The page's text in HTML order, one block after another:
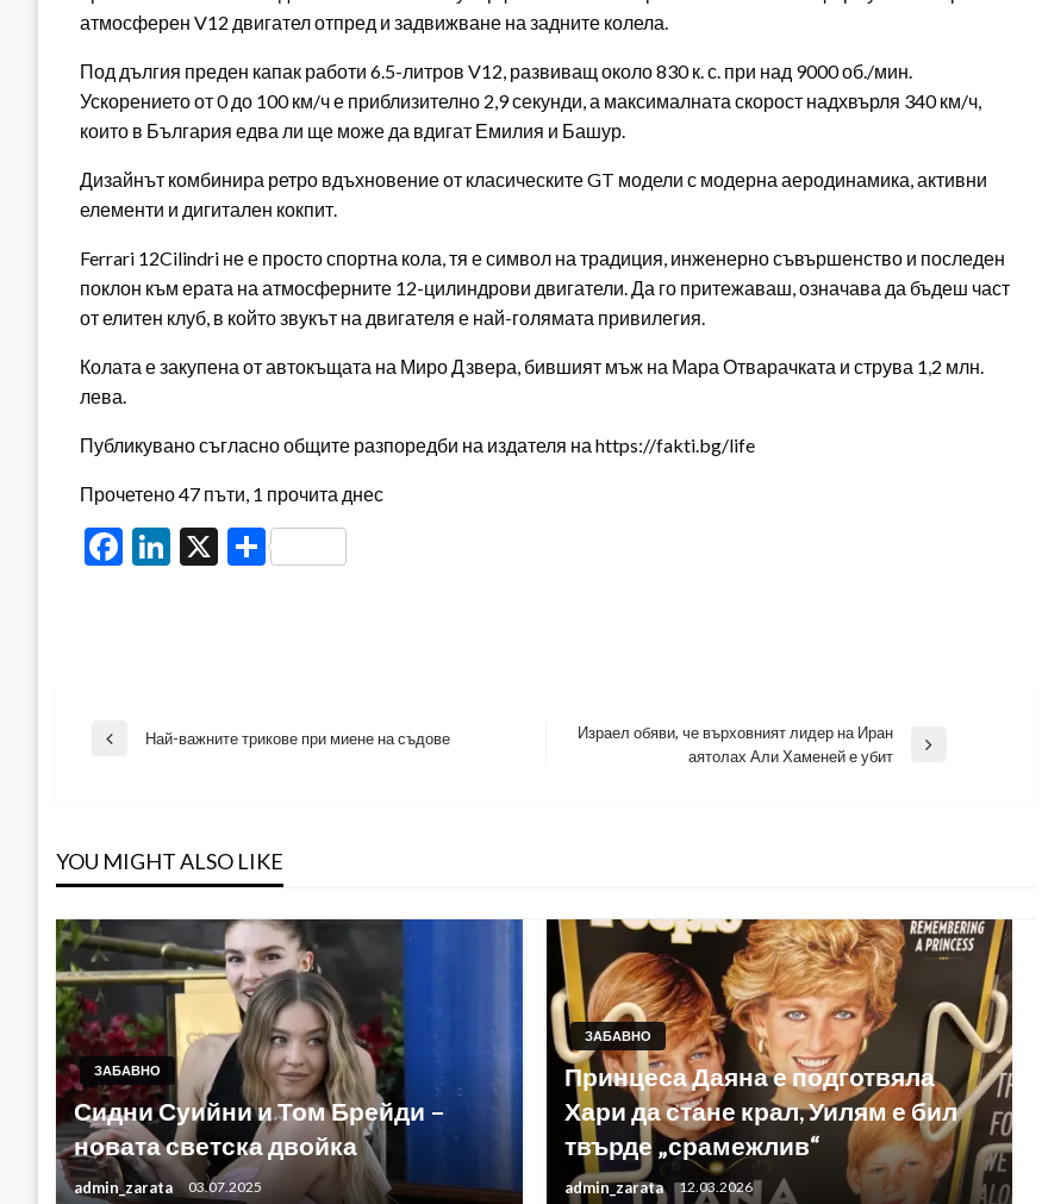
атмосферен V12 двигател отпред и задвижване на задните колела.
Под дългия преден капак работи 6.5-литров V12, развиващ около 830 к. с. при над 9000 об./мин.
Ускорението от 0 до 100 км/ч е приблизително 2,9 секунди, а максималната скорост надхвърля 340 км/ч,
които в България едва ли ще може да вдигат Емилия и Башур.
Дизайнът комбинира ретро вдъхновение от класическите GT модели с модерна аеродинамика, активни
елементи и дигитален кокпит.
Ferrari 12Cilindri не е просто спортна кола, тя е символ на традиция, инженерно съвършенство и последен
поклон към ерата на атмосферните 12-цилиндрови двигатели. Да го притежаваш, означава да бъдеш част
от елитен клуб, в който звукът на двигателя е най-голямата привилегия.
Колата е закупена от автокъщата на Миро Дзвера, бившият мъж на Мара Отварачката и струва 1,2 млн.
лева.
Публикувано съгласно общите разпоредби на издателя на https://fakti.bg/life
Прочетено 47 пъти, 1 прочита днес
Facebook
LinkedIn
X Share
Навигация
Previous
Най-важните трикове при миене на съдове
Израел обяви, че върховният лидер на Иран
аятолах Али Хаменей е убит
YOU MIGHT ALSO LIKE
ЗАБАВНО
Сидни Суийни и Том Брейди –
новата светска двойка
admin_zarata 03.07.2025
ЗАБАВНО
Принцеса Даяна е подготвяла
Хари да стане крал, Уилям е бил
твърде „срамежлив“
admin_zarata 12.03.2026